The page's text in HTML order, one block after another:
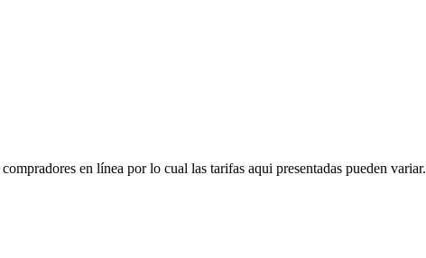
en línea por lo cual las tarifas aqui presentadas pueden variar.